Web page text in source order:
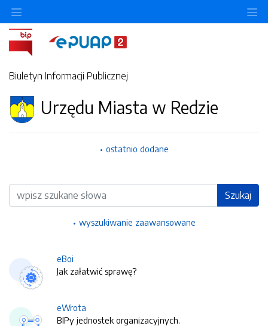
Biuletyn Informacji Publicznej
Urzędu Miasta w Redzie
ostatnio dodane
Wyszukiwarka Szukaj
wyszukiwanie zaawansowane
eBoi
Jak załatwić sprawę?
eWrota
BIPy jednostek organizacyjnych.